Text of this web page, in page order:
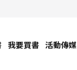
我要買書 活動傳媒